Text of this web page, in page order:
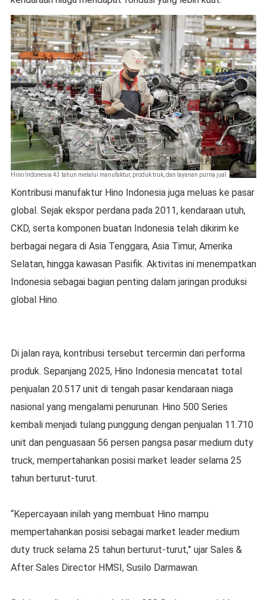
Hino Indonesia 43 tahun melalui manufaktur, produk truk, dan layanan purna jual
Kontribusi manufaktur Hino Indonesia juga meluas ke pasar
global. Sejak ekspor perdana pada 2011, kendaraan utuh,
CKD, serta komponen buatan Indonesia telah dikirim ke
berbagai negara di Asia Tenggara, Asia Timur, Amerika
Selatan, hingga kawasan Pasifik. Aktivitas ini menempatkan
Indonesia sebagai bagian penting dalam jaringan produksi
global Hino.
Di jalan raya, kontribusi tersebut tercermin dari performa
produk. Sepanjang 2025, Hino Indonesia mencatat total
penjualan 20.517 unit di tengah pasar kendaraan niaga
nasional yang mengalami penurunan. Hino 500 Series
kembali menjadi tulang punggung dengan penjualan 11.710
unit dan penguasaan 56 persen pangsa pasar medium duty
truck, mempertahankan posisi market leader selama 25
tahun berturut-turut.
“Kepercayaan inilah yang membuat Hino mampu
mempertahankan posisi sebagai market leader medium
duty truck selama 25 tahun berturut-turut,” ujar Sales &
After Sales Director HMSI, Susilo Darmawan.